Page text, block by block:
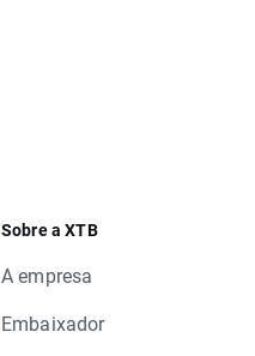
Sobre a XTB
A empresa
Embaixador